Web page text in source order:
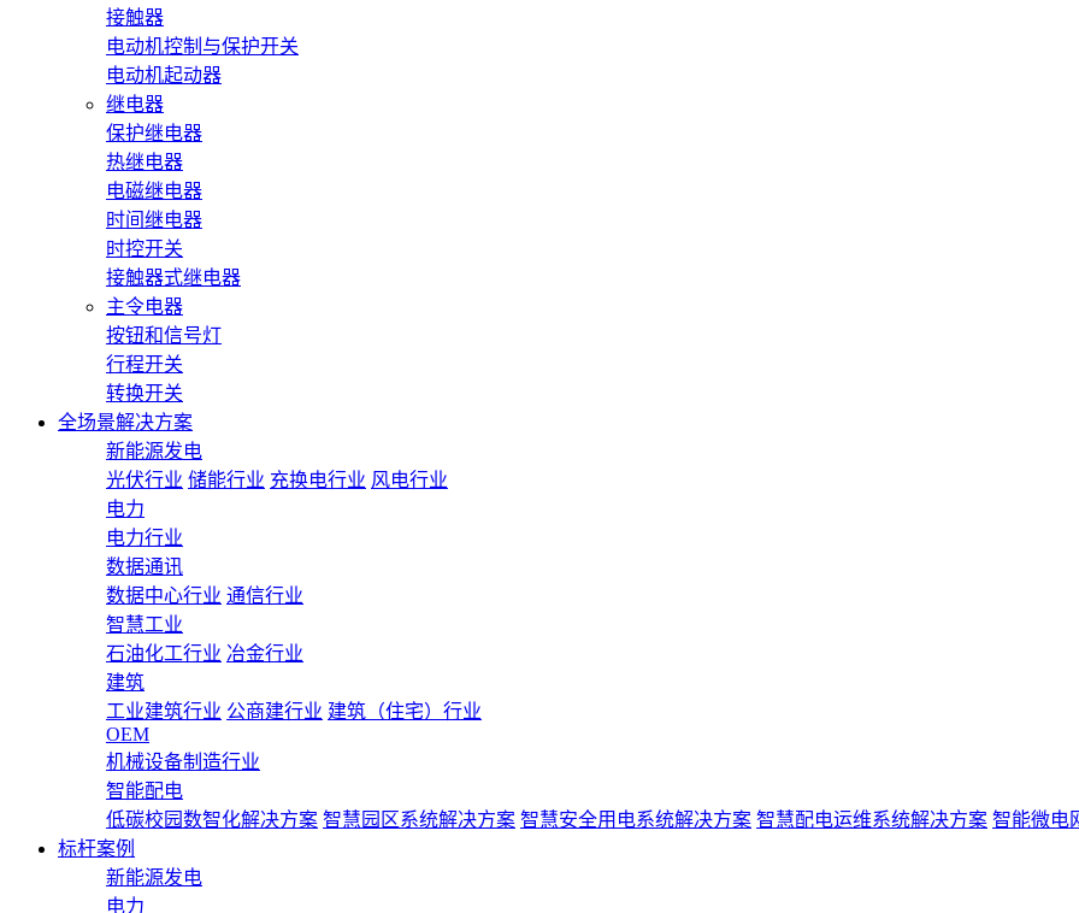
接触器
电动机控制与保护开关
电动机起动器
继电器
保护继电器
热继电器
电磁继电器
时间继电器
时控开关
接触器式继电器
主令电器
按钮和信号灯
行程开关
转换开关
全场景解决方案
新能源发电
光伏行业 储能行业 充换电行业 风电行业
电力
电力行业
数据通讯
数据中心行业 通信行业
智慧工业
石油化工行业 冶金行业
建筑
工业建筑行业 公商建行业 建筑（住宅）行业
OEM
机械设备制造行业
智能配电
低碳校园数智化解决方案 智慧园区系统解决方案 智慧安全用电系统解决方案 智慧配电运维系统解决方案 智能微电
标杆案例
新能源发电
电力